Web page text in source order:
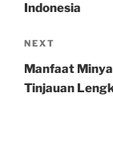
Indonesia
Next
Post
NEXT
Manfaat
Tinjauan